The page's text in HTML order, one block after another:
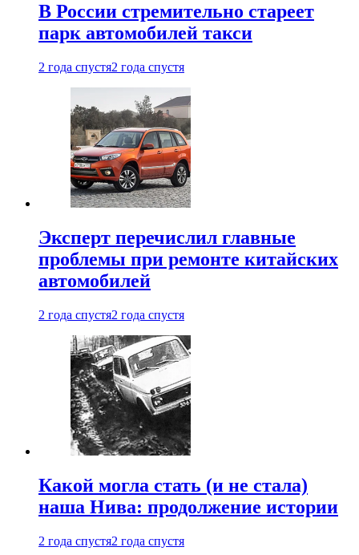
В России стремительно стареет
парк автомобилей такси
2 года спустя2 года спустя
Эксперт перечислил главные
проблемы при ремонте китайских
автомобилей
2 года спустя2 года спустя
Какой могла стать (и не стала)
наша Нива: продолжение истории
2 года спустя2 года спустя